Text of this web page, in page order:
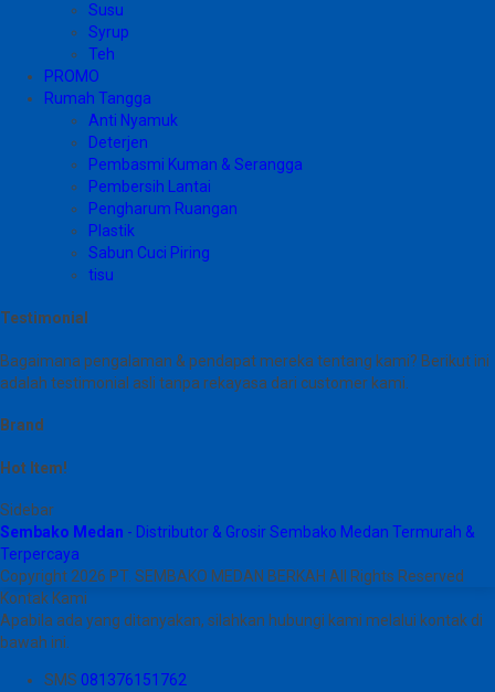
Susu
Syrup
Teh
PROMO
Rumah Tangga
Anti Nyamuk
Deterjen
Pembasmi Kuman & Serangga
Pembersih Lantai
Pengharum Ruangan
Plastik
Sabun Cuci Piring
tisu
Testimonial
Bagaimana pengalaman & pendapat mereka tentang kami? Berikut ini
adalah testimonial asli tanpa rekayasa dari customer kami.
Brand
Hot Item!
Sidebar
Sembako Medan - Distributor & Grosir Sembako Medan Termurah &
Terpercaya
Copyright 2026 PT. SEMBAKO MEDAN BERKAH All Rights Reserved
Kontak Kami
Apabila ada yang ditanyakan, silahkan hubungi kami melalui kontak di
bawah ini.
SMS 081376151762